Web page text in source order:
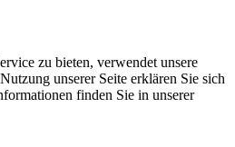
zu bieten, verwendet unsere
unserer Seite erklären Sie sich
finden Sie in unserer